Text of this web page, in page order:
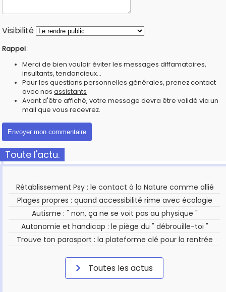
Visibilité
Rappel :
Merci de bien vouloir éviter les messages diffamatoires,
insultants, tendancieux...
Pour les questions personnelles générales, prenez contact
avec nos assistants
Avant d'être affiché, votre message devra être validé via un
mail que vous recevrez.
Toute l'actu.
Rétablissement Psy : le contact à la Nature comme allié
Plages propres : quand accessibilité rime avec écologie
Autisme : " non, ça ne se voit pas au physique "
Autonomie et handicap : le piège du " débrouille-toi "
Trouve ton parasport : la plateforme clé pour la rentrée
Toutes les actus